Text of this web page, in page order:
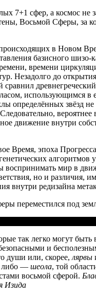
7+1 сфер, а кос­мос не
Вось­мой Сфе­ры, за
в Новом
базис­но­го
вре­ме­ни
Неза­дол­го до
срав­нил
исполь­зу­ю­щим­ся в
опре­де­лён­ных звёзд не
веро­ят­нее
дви­же­ние внут­ри
Вре­мя, эпо­ха
алго­рит­мов
вос­при­ни­мать мир в
но и раз­ли­чия,
внут­ри реди­зай­на
пере­ме­стил­ся под
так лег­ко могут быть
и
души или, ско­рее, ляр­вы
либо — шео­ла, той
вось­мой сфе­рой.
Изида